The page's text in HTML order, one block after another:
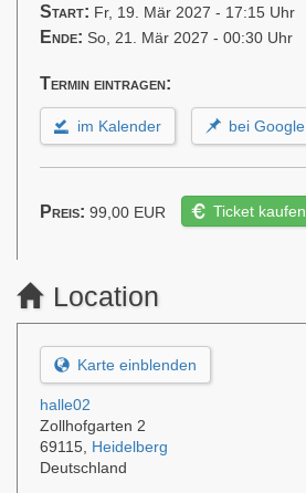
Start: Fr, 19. Mär 2027 - 17:15 Uhr
Ende: So, 21. Mär 2027 - 00:30 Uhr
Termin eintragen:
im Kalender bei Google
Preis: 99,00 EUR Ticket kaufen
Location
Karte einblenden
halle02
Zollhofgarten 2
69115, Heidelberg
Deutschland